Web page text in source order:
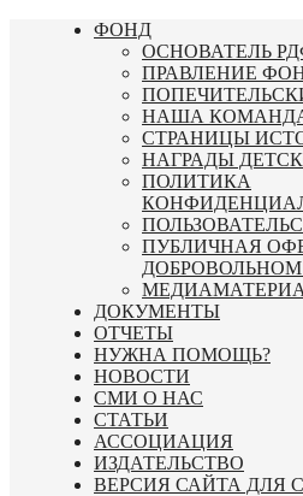
Перейти
ФОНД
ОСНОВАТЕЛЬ
ПРАВЛЕНИЕ
НАША
СТРАНИЦЫ
НАГРАДЫ
ПОЛИТИКА
ПУБЛИЧНАЯ
ДОКУМЕНТЫ
ОТЧЕТЫ
НУЖНА ПОМОЩЬ?
НОВОСТИ
СМИ О НАС
СТАТЬИ
АССОЦИАЦИЯ
ИЗДАТЕЛЬСТВО
ВЕРСИЯ САЙТА ДЛЯ